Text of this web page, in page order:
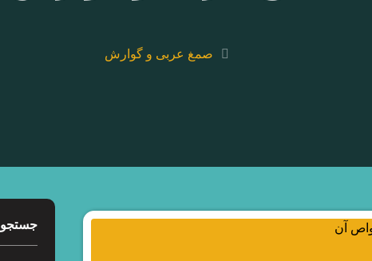
صمغ عربی و گوارش
جستجو